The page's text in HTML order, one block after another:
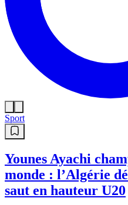
Sport
Younes Ayachi
monde : l’Algérie
saut en hauteur U20